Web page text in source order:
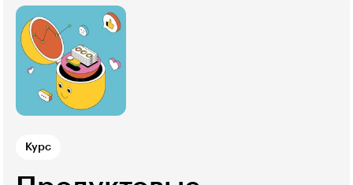
Курс